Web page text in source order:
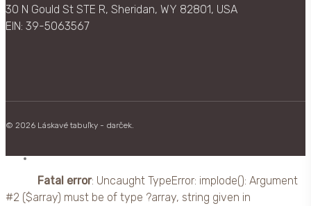
30 N Gould St STE R, Sheridan, WY 82801, USA
EIN: 39-5063567
© 2026 Láskavé tabuľky - darček.
facebook
Fatal error: Uncaught TypeError: implode(): Argument
#2 ($array) must be of type ?array, string given in